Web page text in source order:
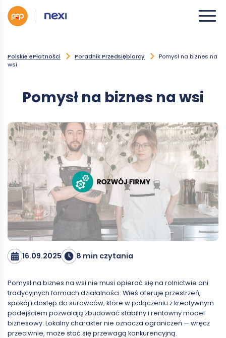
Polskie ePłatności Poradnik Przedsiębiorcy
Pomysł na biznes na
wsi
Pomysł na biznes na wsi
16.09.2025 8 min czytania
Pomysł na biznes na wsi nie musi opierać się na rolnictwie ani
tradycyjnych formach działalności. Wieś oferuje przestrzeń,
spokój i dostęp do surowców, które w połączeniu z kreatywnym
podejściem pozwalają zbudować stabilny i rentowny model
biznesowy. Lokalny charakter nie oznacza ograniczeń — wręcz
przeciwnie, może stać się przewagą konkurencyjną.